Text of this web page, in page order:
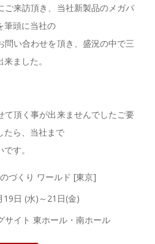
来訪頂き、当社新製品のメガパ
筆頭に当社の
問い合わせを頂き、盛況の中で三
ました。
頂く事が出来ませんでしたご要
たら、当社まで
す。
づくり ワールド [東京]
19日 (水)～21日(金)
サイト 東ホール・南ホール